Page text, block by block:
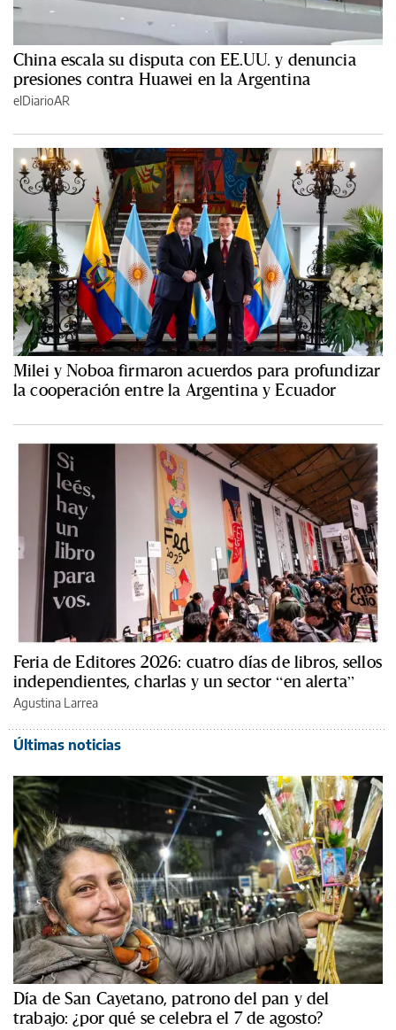
China escala su disputa con EE.UU. y denuncia
presiones contra Huawei en la Argentina
elDiarioAR
Milei y Noboa firmaron acuerdos para profundizar
la cooperación entre la Argentina y Ecuador
Feria de Editores 2026: cuatro días de libros, sellos
independientes, charlas y un sector “en alerta”
Agustina Larrea
Últimas noticias
Día de San Cayetano, patrono del pan y del
trabajo: ¿por qué se celebra el 7 de agosto?